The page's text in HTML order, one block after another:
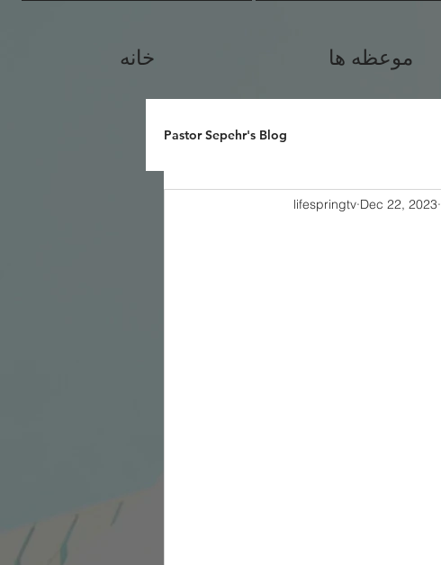
خانه موعظه ها
Pastor Sepehr's Blog
lifespringtv Dec 22, 2023